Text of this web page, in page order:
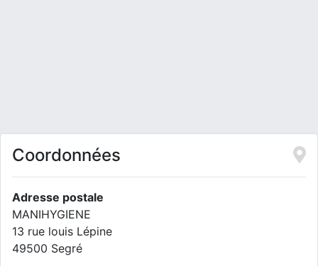
Coordonnées
Adresse postale
MANIHYGIENE
13 rue louis Lépine
49500 Segré